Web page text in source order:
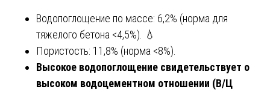
Водопоглощение по массе: 6,2% (норма для
тяжелого бетона <4,5%). 💧
Пористость: 11,8% (норма <8%).
Высокое водопоглощение свидетельствует о
высоком водоцементном отношении (В/Ц